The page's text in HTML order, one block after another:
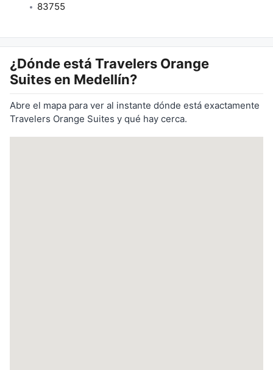
83755
¿Dónde está Travelers Orange
Suites en Medellín?
Abre el mapa para ver al instante dónde está exactamente
Travelers Orange Suites y qué hay cerca.